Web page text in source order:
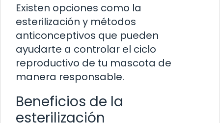
Existen opciones como la
esterilización y métodos
anticonceptivos que pueden
ayudarte a controlar el ciclo
reproductivo de tu mascota de
manera responsable.
Beneficios de la
esterilización